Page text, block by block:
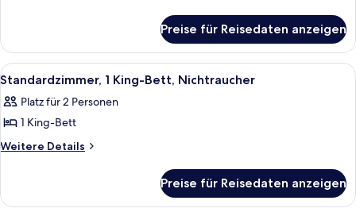
Nichtraucher
anzeigen
1 King-
Bett,
barrierefrei,
Preise für Reisedaten anzeigen
Alle
Fotos
für
Standardzimmer,
1 King-
anzeigen
Ein Hotelzimmer mit Bett,
2
Standardzimmer, 1 King-Bett, Nichtraucher
Platz für 2 Personen
1 King-Bett
Weitere Details
Weitere
1 King-
Preise für Reisedaten anzeigen